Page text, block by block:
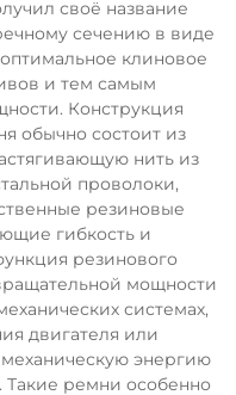
своё название
сечению в виде
клиновое
и тем самым
Конструкция
обычно состоит из
нить из
проволоки,
резиновые
гибкость и
резинового
мощности
системах,
двигателя или
энергию
ремни особенно